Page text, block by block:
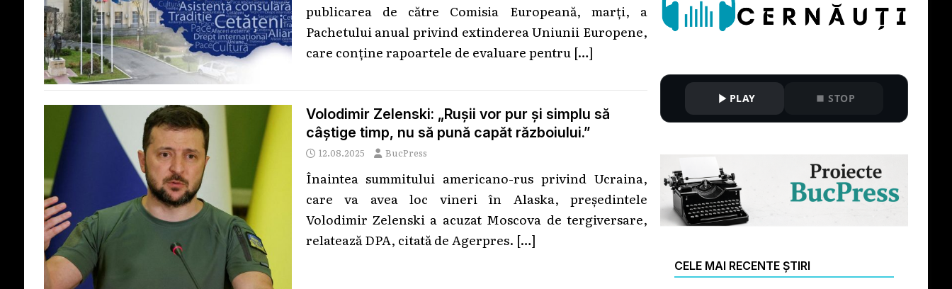
publicarea de către Comisia Europeană, marţi, a
Pachetului anual privind extinderea Uniunii Europene,
care conţine rapoartele de evaluare pentru […]
Volodimir Zelenski: „Ruşii vor pur şi simplu să
câştige timp, nu să pună capăt războiului.”
12.08.2025 BucPress
Înaintea summitului americano-rus privind Ucraina,
care va avea loc vineri în Alaska, preşedintele
Volodimir Zelenski a acuzat Moscova de tergiversare,
relatează DPA, citată de Agerpres. […]
PLAY STOP
CELE MAI RECENTE ȘTIRI